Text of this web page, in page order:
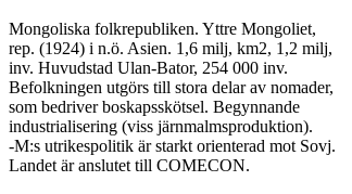
Mongoliska folkrepubliken. Yttre Mongoliet,
rep. (1924) i n.ö. Asien. 1,6 milj, km2, 1,2 milj,
inv. Huvudstad Ulan-Bator, 254 000 inv.
Befolkningen utgörs till stora delar av nomader,
som bedriver boskapsskötsel. Begynnande
industrialisering (viss järnmalmsproduktion).
-M:s utrikespolitik är starkt orienterad mot Sovj.
Landet är anslutet till COMECON.